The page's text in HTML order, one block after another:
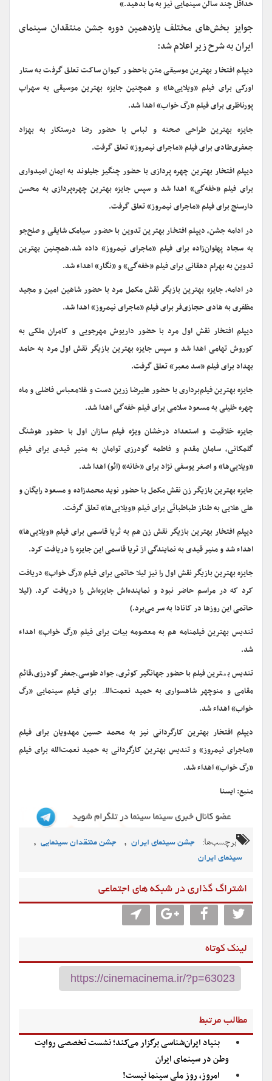
حداقل چند سالن سینمایی نیز به ما بدهید.»
جوایز بخش‌های مختلف یازدهمین دوره جشن منتقدان سینمای
ایران به شرح زیر اعلام شد:
دیپلم افتخار بهترین موسیقی متن باحضور کیوان ساکت تعلق گرفت به ستار
اورکی برای فیلم «ویلایی‌ها» و همچنین جایزه بهترین موسیقی به سهراب
پورناظری برای فیلم «رگ خواب» اهدا شد.
جایزه بهترین طراحی صحنه و لباس با حضور رضا درستکار به بهزاد
جعفری‌طادی برای فیلم «ماجرای نیمروز» تعلق گرفت.
دیپلم افتخار بهترین چهره پردازی با حضور چنگیز جلیلوند به ایمان امیدواری
برای فیلم «خفه‌گی» اهدا شد و سپس جایزه بهترین چهره‌پردازی به محسن
دارسنج برای فیلم «ماجرای نیمروز» تعلق گرفت.
در ادامه جشن، دیپلم افتخار بهترین تدوین با حضور سیامک شایقی و صلح‌جو
به سجاد پهلوان‌زاده برای فیلم «ماجرای نیمروز» داده شد.همچنین بهترین
تدوین به بهرام دهقانی برای فیلم «خفه‌گی» و «نگار» اهداء شد.
در ادامه، جایزه بهترین بازیگر نقش مکمل مرد با حضور شاهین امین و مجید
مظفری به هادی حجازی‌فر برای فیلم «ماجرای نیمروز» اهدا شد.
دیپلم افتخار نقش اول مرد با حضور داریوش مهرجویی و کامران ملکی به
کوروش تهامی اهدا شد و سپس جایزه بهترین بازیگر نقش اول مرد به حامد
بهداد برای فیلم «سد معبر» تعلق گرفت.
جایزه بهترین فیلم‌برداری با حضور علیرضا زرین دست و غلامعباس فاضلی و ماه
چهره خلیلی به مسعود سلامی برای فیلم خفه‌گی اهدا شد.
جایزه خلاقیت و استعداد درخشان ویژه فیلم سازان اول با حضور هوشنگ
گلمکانی، سامان مقدم و فاطمه گودرزی توامان به منیر قیدی برای فیلم
«ویلایی‌ها» و اصغر یوسفی نژاد برای «خانه» (ائو) اهدا شد.
جایزه بهترین بازیگر زن نقش مکمل با حضور نوید محمدزاده و مسعود رایگان و
علی علایی به طناز طباطبائی برای فیلم «ویلایی‌ها» تعلق گرفت.
دیپلم افتخار بهترین بازیگر نقش زن هم به ثریا قاسمی برای فیلم «ویلایی‌ها»
اهداء شد و منیر قیدی به نمایندگی از ثریا قاسمی این جایزه را دریافت کرد.
جایزه بهترین بازیگر نقش اول را نیز لیلا حاتمی برای فیلم «رگ‌ خواب» دریافت
کرد که در مراسم حاضر نبود و نماینده‌اش جایزه‌اش را دریافت کرد. (لیلا
حاتمی این روزها در کانادا به سر می‌برد.)
تندیس بهترین فیلمنامه هم به معصومه بیات برای فیلم «رگ خواب» اهداء
شد.
تندیس بھترین فیلم با حضور جهانگیر کوثری، جواد طوسی،جعفر گودرزی،قائم
مقامی و منوچهر شاهسواری به حمید نعمت‌اللہ برای فیلم سینمایی «رگ
خواب» اهداء شد.
دیپلم افتخار بهترین کارگردانی نیز به محمد حسین مهدویان برای فیلم
«ماجرای نیمروز» و تندیس بهترین کارگردانی به حمید نعمت‌الله برای فیلم
«رگ خواب» اهداء شد.
منبع: ایسنا
برچسب‌ها: جشن سینمای ایران , جشن منتقدان سینمایی ,
سینمای ایران
اشتراگ گذاری در شبکه های اجتماعی
لینک کوتاه
مطالب مرتبط
بنیاد ایران‌شناسی برگزار می‌کند؛ نشست تخصصی روایت
وطن در سینمای ایران
امروز، روز ملی سینما نیست!